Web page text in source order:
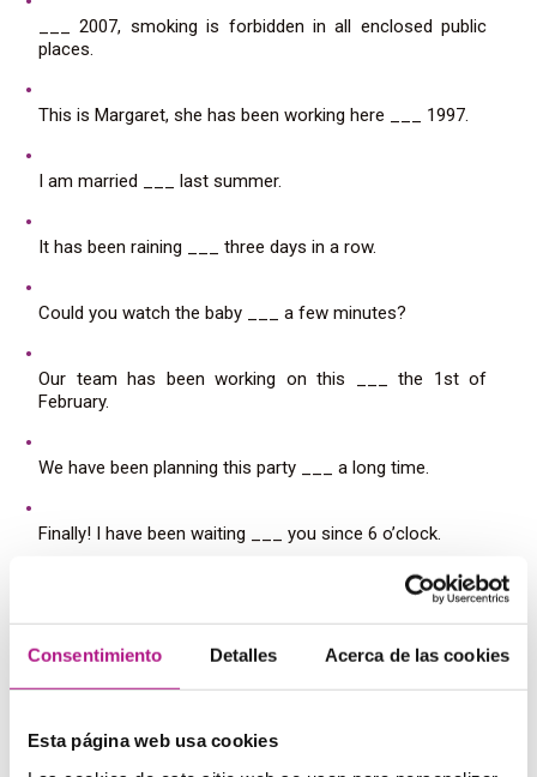
Consentimiento Detalles Acerca de las cookies
Esta página web usa cookies
___ 2007, smoking is forbidden in all enclosed public
places.
This is Margaret, she has been working here ___ 1997.
I am married ___ last summer.
It has been raining ___ three days in a row.
Could you watch the baby ___ a few minutes?
Our team has been working on this ___ the 1st of
February.
We have been planning this party ___ a long time.
Finally! I have been waiting ___ you since 6 o’clock.
De las siguientes frases, algunas están correctas y otras
I saw you in the street in yesterday